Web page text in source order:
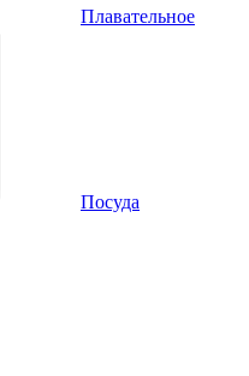
Плавательное
Посуда